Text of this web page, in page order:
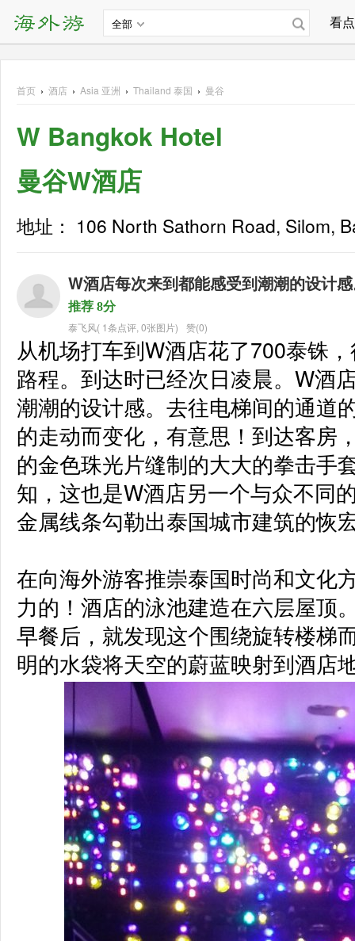
全部 看
首页 › 酒店 › Asia 亚洲 › Thailand 泰国 › 曼谷
W Bangkok Hotel
曼谷W酒店
地址： 106 North Sathorn Road, Silom,
W酒店每次来到都能感受到潮潮的设计
推荐 8分
泰飞风( 1条点评 0张图片) 赞(0)
从机场打车到W酒店花了700泰铢
路程。到达时已经次日凌晨。W酒
潮潮的设计感。去往电梯间的通道
的走动而变化，有意思！到达客房
的金色珠光片缝制的大大的拳击手
知，这也是W酒店另一个与众不同
金属线条勾勒出泰国城市建筑的恢
在向海外游客推崇泰国时尚和文化
力的！酒店的泳池建造在六层屋顶
早餐后，就发现这个围绕旋转楼梯
明的水袋将天空的蔚蓝映射到酒店